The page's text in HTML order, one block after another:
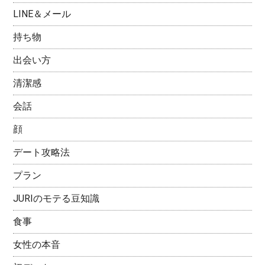
LINE＆メール
持ち物
出会い方
清潔感
会話
顔
デート攻略法
プラン
JURIのモテる豆知識
食事
女性の本音